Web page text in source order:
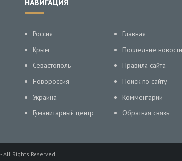
НАВИГАЦИЯ
Россия
Крым
Севастополь
Новороссия
Украина
Гуманитарный центр
Главная
Последние новости
Правила сайта
Поиск по сайту
Комментарии
Обратная связь
- All Rights Reserved.